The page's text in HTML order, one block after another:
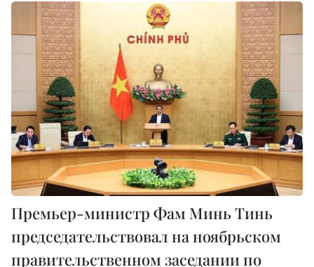
Премьер-министр Фам Минь Тинь
председательствовал на ноябрьском
правительственном заседании по